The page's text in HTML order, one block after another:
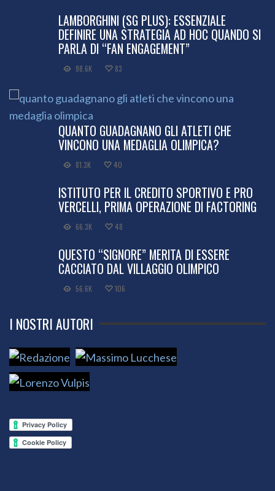
LAMBORGHINI (SG PLUS): ESSENZIALE
DEFINIRE UNA STRATEGIA AD HOC QUANDO SI
PARLA DI “FAN ENGAGEMENT”
98.6K 83
QUANTO GUADAGNANO GLI ATLETI CHE
VINCONO UNA MEDAGLIA OLIMPICA?
81.3K 40
ISTITUTO PER IL CREDITO SPORTIVO E PRO
VERCELLI, PRIMA OPERAZIONE DI FACTORING
66.3K 48
QUESTO “SIGNORE” MERITA DI ESSERE
CACCIATO DAL VILLAGGIO OLIMPICO
56.6K 106
I NOSTRI AUTORI